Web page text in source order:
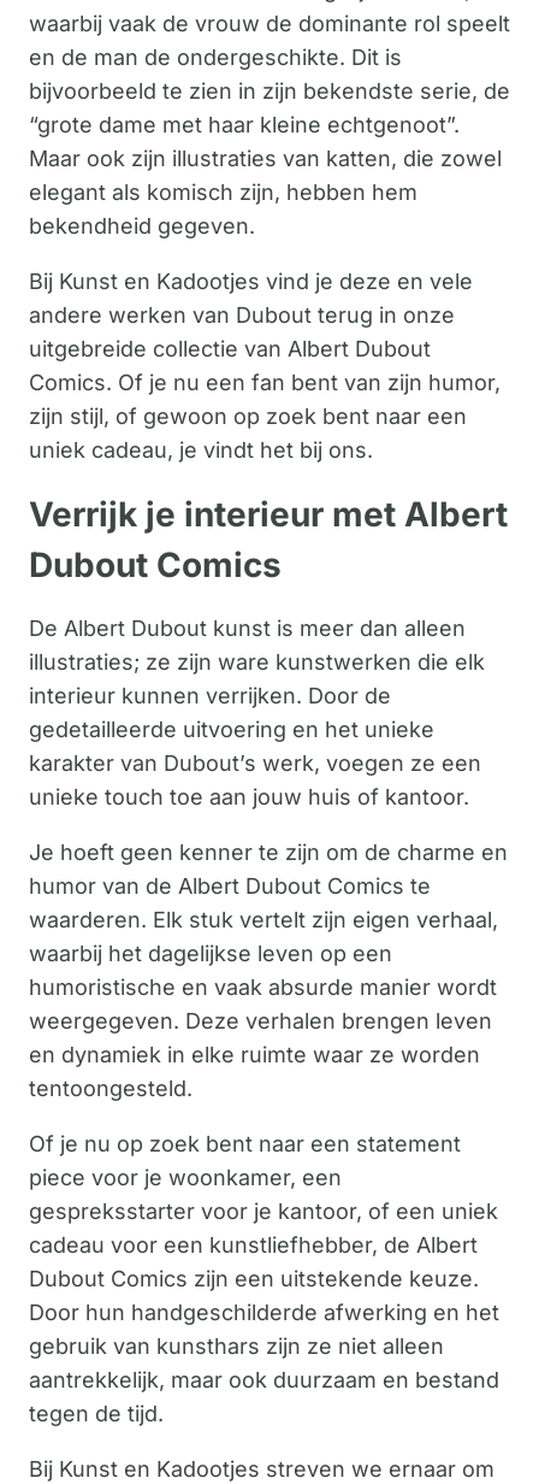
waarbij vaak de vrouw de dominante rol speelt
en de man de ondergeschikte. Dit is
bijvoorbeeld te zien in zijn bekendste serie, de
“grote dame met haar kleine echtgenoot”.
Maar ook zijn illustraties van katten, die zowel
elegant als komisch zijn, hebben hem
bekendheid gegeven.
Bij Kunst en Kadootjes vind je deze en vele
andere werken van Dubout terug in onze
uitgebreide collectie van Albert Dubout
Comics. Of je nu een fan bent van zijn humor,
zijn stijl, of gewoon op zoek bent naar een
uniek cadeau, je vindt het bij ons.
Verrijk je interieur met Albert
Dubout Comics
De Albert Dubout kunst is meer dan alleen
illustraties; ze zijn ware kunstwerken die elk
interieur kunnen verrijken. Door de
gedetailleerde uitvoering en het unieke
karakter van Dubout’s werk, voegen ze een
unieke touch toe aan jouw huis of kantoor.
Je hoeft geen kenner te zijn om de charme en
humor van de Albert Dubout Comics te
waarderen. Elk stuk vertelt zijn eigen verhaal,
waarbij het dagelijkse leven op een
humoristische en vaak absurde manier wordt
weergegeven. Deze verhalen brengen leven
en dynamiek in elke ruimte waar ze worden
tentoongesteld.
Of je nu op zoek bent naar een statement
piece voor je woonkamer, een
gespreksstarter voor je kantoor, of een uniek
cadeau voor een kunstliefhebber, de Albert
Dubout Comics zijn een uitstekende keuze.
Door hun handgeschilderde afwerking en het
gebruik van kunsthars zijn ze niet alleen
aantrekkelijk, maar ook duurzaam en bestand
tegen de tijd.
Bij Kunst en Kadootjes streven we ernaar om